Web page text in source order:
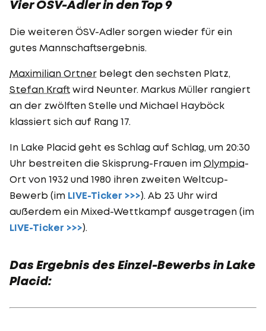
Vier ÖSV-Adler in den Top 9
Die weiteren ÖSV-Adler sorgen wieder für ein
gutes Mannschaftsergebnis.
Maximilian Ortner belegt den sechsten Platz,
Stefan Kraft wird Neunter. Markus Müller rangiert
an der zwölften Stelle und Michael Hayböck
klassiert sich auf Rang 17.
In Lake Placid geht es Schlag auf Schlag, um 20:30
Uhr bestreiten die Skisprung-Frauen im Olympia-
Ort von 1932 und 1980 ihren zweiten Weltcup-
Bewerb (im LIVE-Ticker >>>). Ab 23 Uhr wird
außerdem ein Mixed-Wettkampf ausgetragen (im
LIVE-Ticker >>>).
Das Ergebnis des Einzel-Bewerbs in Lake
Placid: